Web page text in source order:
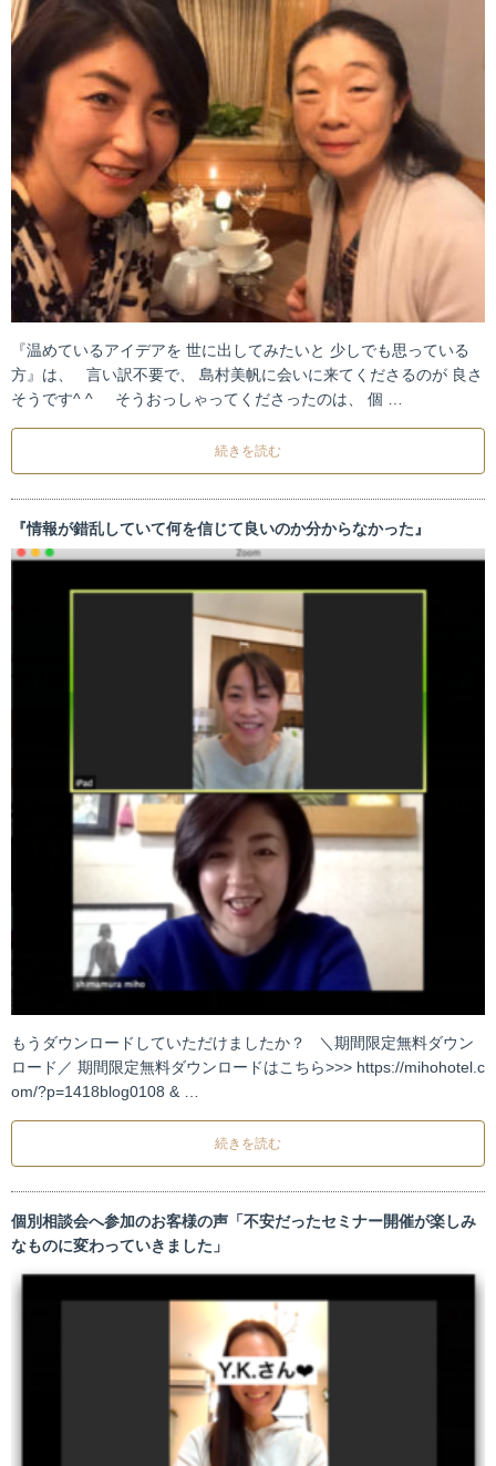
『温めているアイデアを 世に出してみたいと 少しでも思っている
方』は、 言い訳不要で、 島村美帆に会いに来てくださるのが 良さ
そうです^ ^ そうおっしゃってくださったのは、 個 …
続きを読む
『情報が錯乱していて何を信じて良いのか分からなかった』
もうダウンロードしていただけましたか？ ＼期間限定無料ダウン
ロード／ 期間限定無料ダウンロードはこちら>>> https://mihohotel.c
om/?p=1418blog0108 & …
続きを読む
個別相談会へ参加のお客様の声「不安だったセミナー開催が楽しみ
なものに変わっていきました」